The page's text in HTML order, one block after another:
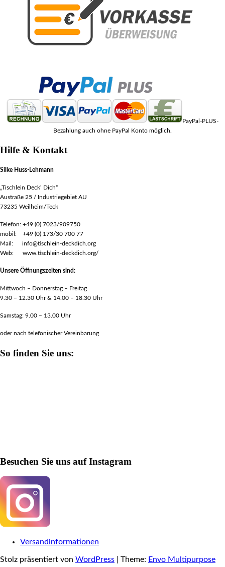
PayPal-PLUS-
Bezahlung auch ohne PayPal Konto möglich.
Hilfe & Kontakt
Silke Huss-Lehmann
„Tischlein Deck‘ Dich“
Austraße 25 / Industriegebiet AU
73235 Weilheim/Teck
Telefon: +49 (0) 7023/909750
mobil: +49 (0) 173/30 700 77
Mail: info@tischlein-deckdich.org
Web: www.tischlein-deckdich.org/
Unsere Öffnungszeiten sind:
Mittwoch – Donnerstag – Freitag
9.30 – 12.30 Uhr & 14.00 – 18.30 Uhr
Samstag: 9.00 – 13.00 Uhr
oder nach telefonischer Vereinbarung
So finden Sie uns:
Besuchen Sie uns auf Instagram
Versandinformationen
Stolz präsentiert von WordPress Theme: Envo Multipurpose